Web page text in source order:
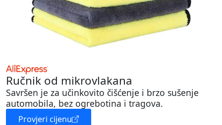
Ručnik od mikrovlakana
Savršen je za učinkovito čišćenje i brzo sušenje
automobila, bez ogrebotina i tragova.
Provjeri cijenu